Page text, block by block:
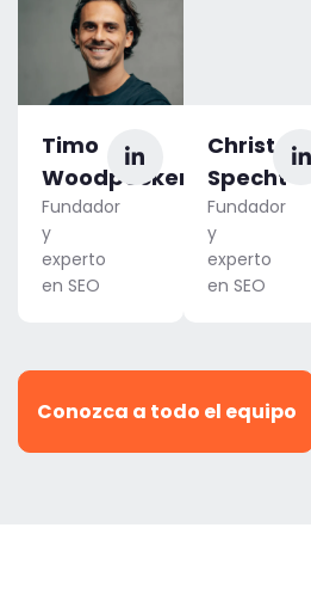
Timo
Woodpecker
Fundador
y
experto
en SEO
Christoph
Specht
Fundador
y
experto
en SEO
Conozca a todo el equipo